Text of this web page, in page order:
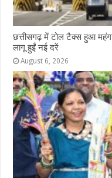
छत्तीसगढ़ में टोल टैक्स हुआ
लागू हुईं नई दरें
August 6, 2026